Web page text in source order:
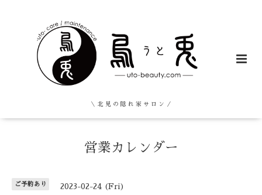
＼ 北 見 の 隠 れ 家 サ ロ ン ／
営業カレンダー
ご予約あり 2023-02-24 (Fri)